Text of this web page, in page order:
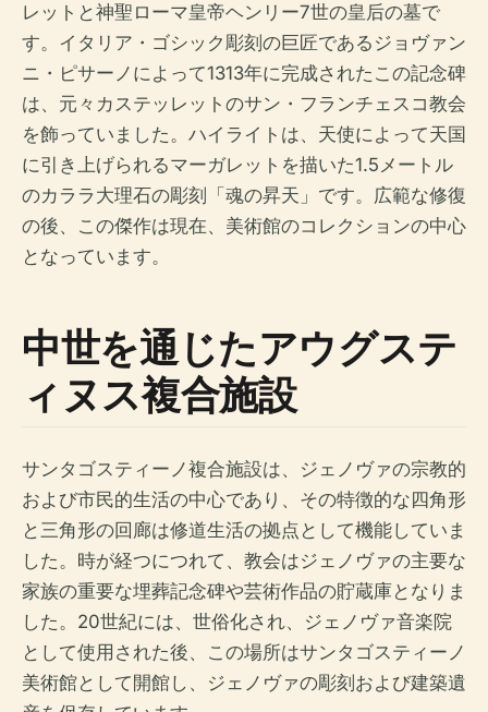
レットと神聖ローマ皇帝ヘンリー7世の皇后の墓で
す。イタリア・ゴシック彫刻の巨匠であるジョヴァン
ニ・ピサーノによって1313年に完成されたこの記念碑
は、元々カステッレットのサン・フランチェスコ教会
を飾っていました。ハイライトは、天使によって天国
に引き上げられるマーガレットを描いた1.5メートル
のカララ大理石の彫刻「魂の昇天」です。広範な修復
の後、この傑作は現在、美術館のコレクションの中心
となっています。
中世を通じたアウグステ
ィヌス複合施設
サンタゴスティーノ複合施設は、ジェノヴァの宗教的
および市民的生活の中心であり、その特徴的な四角形
と三角形の回廊は修道生活の拠点として機能していま
した。時が経つにつれて、教会はジェノヴァの主要な
家族の重要な埋葬記念碑や芸術作品の貯蔵庫となりま
した。20世紀には、世俗化され、ジェノヴァ音楽院
として使用された後、この場所はサンタゴスティーノ
美術館として開館し、ジェノヴァの彫刻および建築遺